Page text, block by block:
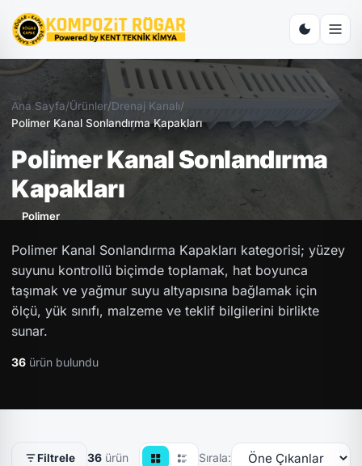
Ana Sayfa/Ürünler/Drenaj Kanalı/
Polimer Kanal Sonlandırma Kapakları
Polimer Kanal Sonlandırma
Kapakları
Polimer
Polimer Kanal Sonlandırma Kapakları kategorisi; yüzey
suyunu kontrollü biçimde toplamak, hat boyunca
taşımak ve yağmur suyu altyapısına bağlamak için
ölçü, yük sınıfı, malzeme ve teklif bilgilerini birlikte
sunar.
36 ürün bulundu
Filtrele 36 ürün Sırala: